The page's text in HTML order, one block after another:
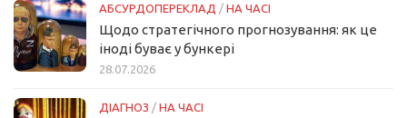
АБСУРДОПЕРЕКЛАД / НА ЧАСІ
Щодо стратегічного прогнозування: як це
іноді буває у бункері
28.07.2026
ДІАГНОЗ / НА ЧАСІ